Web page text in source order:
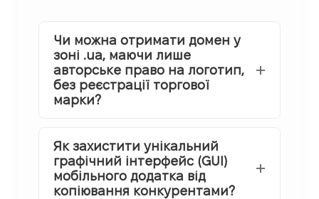
Чи можна отримати домен у
зоні .ua, маючи лише
авторське право на логотип,
без реєстрації торгової
марки?
Як захистити унікальний
графічний інтерфейс (GUI)
мобільного додатка від
копіювання конкурентами?